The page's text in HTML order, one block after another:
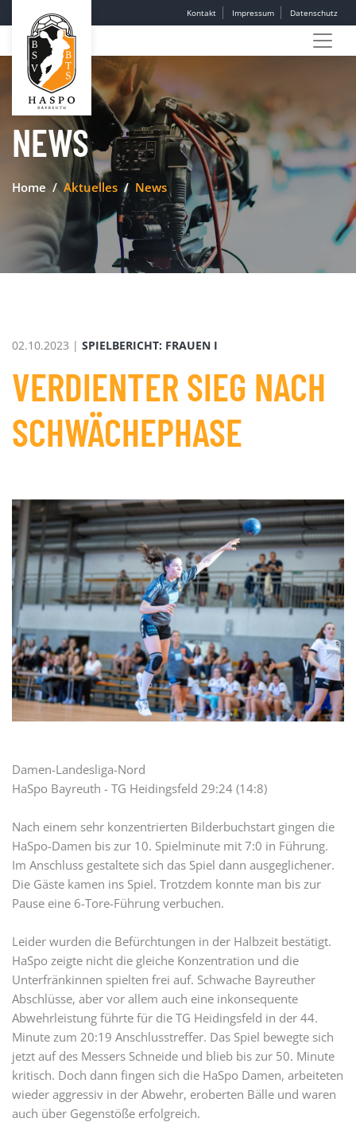
Kontakt Impressum Datenschutz
NEWS
Home Aktuelles News
02.10.2023 | SPIELBERICHT: FRAUEN I
VERDIENTER SIEG NACH
SCHWÄCHEPHASE
Damen-Landesliga-Nord
HaSpo Bayreuth - TG Heidingsfeld 29:24 (14:8)
Nach einem sehr konzentrierten Bilderbuchstart gingen die
HaSpo-Damen bis zur 10. Spielminute mit 7:0 in Führung.
Im Anschluss gestaltete sich das Spiel dann ausgeglichener.
Die Gäste kamen ins Spiel. Trotzdem konnte man bis zur
Pause eine 6-Tore-Führung verbuchen.
Leider wurden die Befürchtungen in der Halbzeit bestätigt.
HaSpo zeigte nicht die gleiche Konzentration und die
Unterfränkinnen spielten frei auf. Schwache Bayreuther
Abschlüsse, aber vor allem auch eine inkonsequente
Abwehrleistung führte für die TG Heidingsfeld in der 44.
Minute zum 20:19 Anschlusstreffer. Das Spiel bewegte sich
jetzt auf des Messers Schneide und blieb bis zur 50. Minute
kritisch. Doch dann fingen sich die HaSpo Damen, arbeiteten
wieder aggressiv in der Abwehr, eroberten Bälle und waren
auch über Gegenstöße erfolgreich.